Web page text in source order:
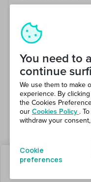
quedan 0 puestos
You need to
continue
We use them to make
experience. By
the Cookies
our Cookies Policy .
withdraw your
Cookie
preferences